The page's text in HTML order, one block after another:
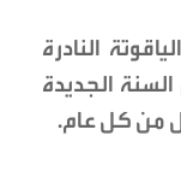
النادرة
الجديدة
من كل عام.